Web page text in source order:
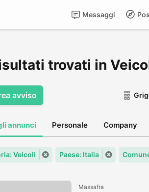
Messaggi
trovati in
avviso
annunci Personale Company
Veicoli Paese: Italia
Massafra